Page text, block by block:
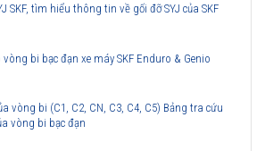
SKF, tìm hiểu thông tin về gối đỡ SYJ của SKF
vòng bi bạc đạn xe máy SKF Enduro & Genio
vòng bi (C1, C2, CN, C3, C4, C5) Bảng tra cứu
vòng bi bạc đạn